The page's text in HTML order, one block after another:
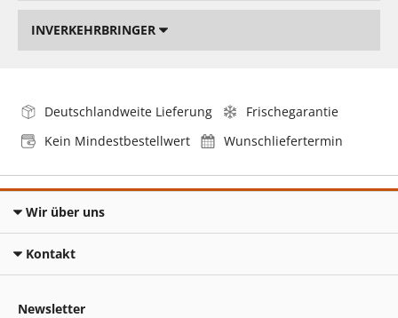
INVERKEHRBRINGER
Deutschlandweite Lieferung
Frischegarantie
Kein Mindestbestellwert
Wunschliefertermin
Wir über uns
Kontakt
Newsletter